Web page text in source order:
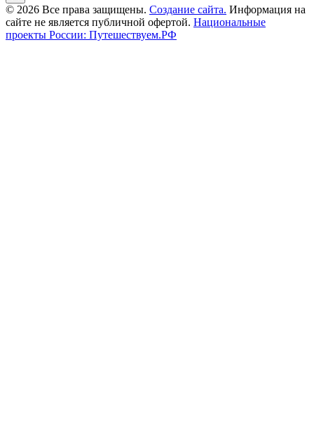
© 2026 Все права защищены. Создание сайта. Информация на
сайте не является публичной офертой. Национальные
проекты России: Путешествуем.РФ